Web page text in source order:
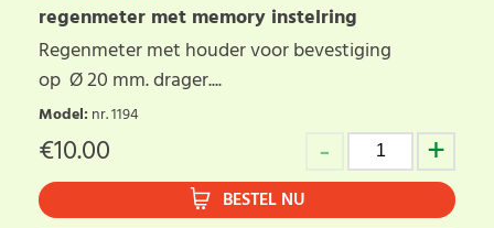
regenmeter met memory instelring
Regenmeter met houder voor bevestiging
op Ø 20 mm. drager....
Model: nr. 1194
€10.00
BESTEL NU